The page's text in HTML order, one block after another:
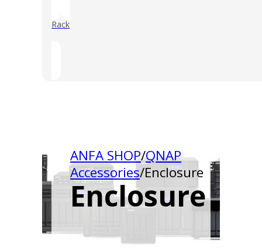
Rack
()
ANFA SHOP/QNAP
Accessories/Enclosure
Enclosure